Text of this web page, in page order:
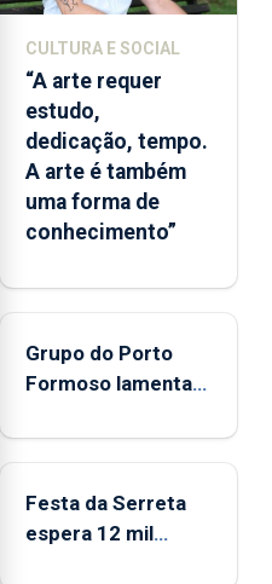
que
o
Oceano
seja
reconhecido
como
Domínio
nacional
CULTURA E SOCIAL
“A arte requer
estudo,
dedicação, tempo.
A arte é também
uma forma de
conhecimento”
Grupo do Porto
Formoso lamenta
governo ao folclore
Festa da Serreta
espera 12 mil